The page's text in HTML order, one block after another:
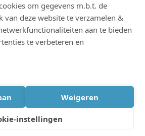
om gegevens m.b.t. de
van deze website te verzamelen &
aan te bieden
te verbeteren en
Weigeren
instellingen
dat het gebruik van
welzijn van het
resultaten behaald met
de zorg. In dit project
en welzijnssector